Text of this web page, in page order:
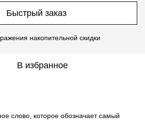
Быстрый заказ
накопительной скидки
В избранное
слово, которое обозначает самый